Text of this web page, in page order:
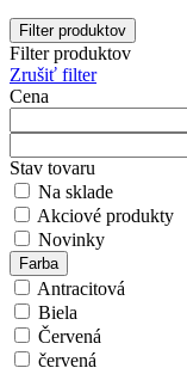
Filter produktov
Filter produktov
Zrušiť filter
Cena
Stav tovaru
Na sklade
Akciové produkty
Novinky
Farba
Antracitová
Biela
Červená
červená